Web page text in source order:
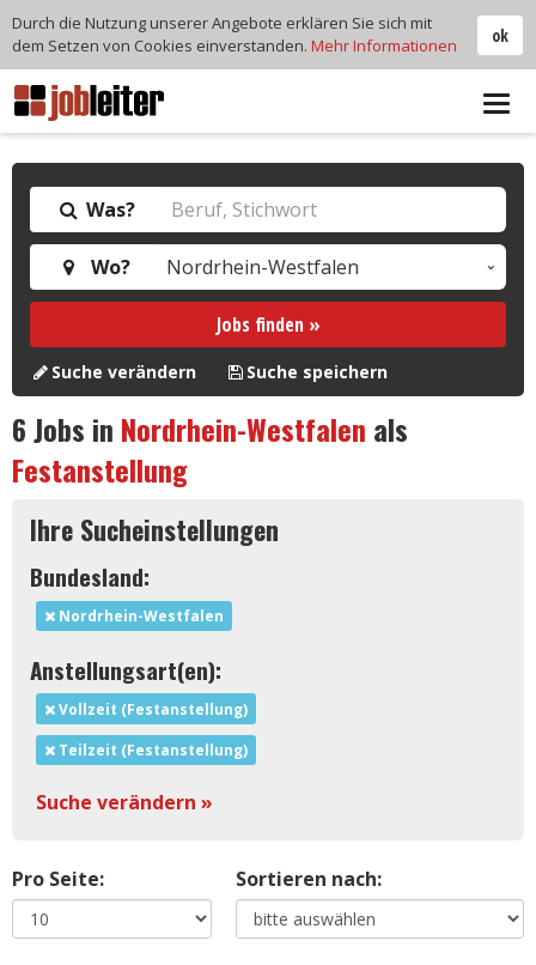
Was?
Wo?
Jobs finden »
Suche verändern Suche speichern
6Jobs in Nordrhein-Westfalen als
Festanstellung
Ihre Sucheinstellungen
Bundesland:
Nordrhein-Westfalen
Anstellungsart(en):
Vollzeit (Festanstellung)
Teilzeit (Festanstellung)
Suche verändern »
Pro Seite: Sortieren nach:
ok
Durch die Nutzung unserer Angebote erklären Sie sich mit
dem Setzen von Cookies einverstanden. Mehr Informationen